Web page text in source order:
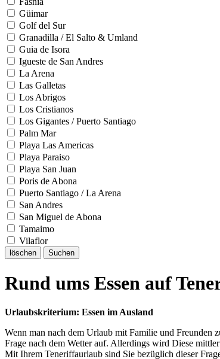
Güimar
Golf del Sur
Granadilla / El Salto & Umland
Guia de Isora
Igueste de San Andres
La Arena
Las Galletas
Los Abrigos
Los Cristianos
Los Gigantes / Puerto Santiago
Palm Mar
Playa Las Americas
Playa Paraiso
Playa San Juan
Poris de Abona
Puerto Santiago / La Arena
San Andres
San Miguel de Abona
Tamaimo
Vilaflor
löschen Suchen
Rund ums Essen auf
Urlaubskriterium: Essen im Ausland
Wenn man nach dem Urlaub mit Familie und Freunden
Frage nach dem Wetter auf. Allerdings wird Diese
Mit Ihrem Teneriffaurlaub sind Sie bezüglich dieser